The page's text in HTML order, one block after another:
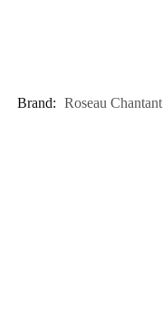
Brand: Roseau Chantant